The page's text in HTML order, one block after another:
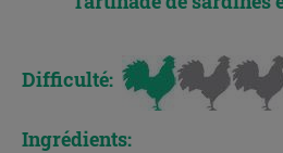
Difficulté:
Ingrédients: